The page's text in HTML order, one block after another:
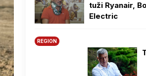
tuži Ryanair,
Electric
REGION